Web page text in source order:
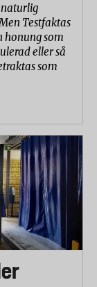
naturlig
Testfaktas
honung som
eller så
som